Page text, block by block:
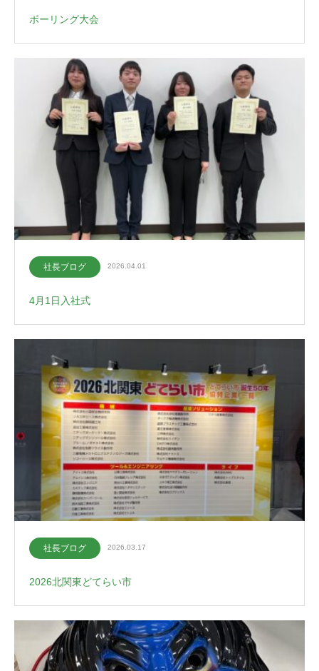
ボーリング大会
社長ブログ 2026.04.01
4月1日入社式
社長ブログ 2026.03.17
2026北関東どてらい市